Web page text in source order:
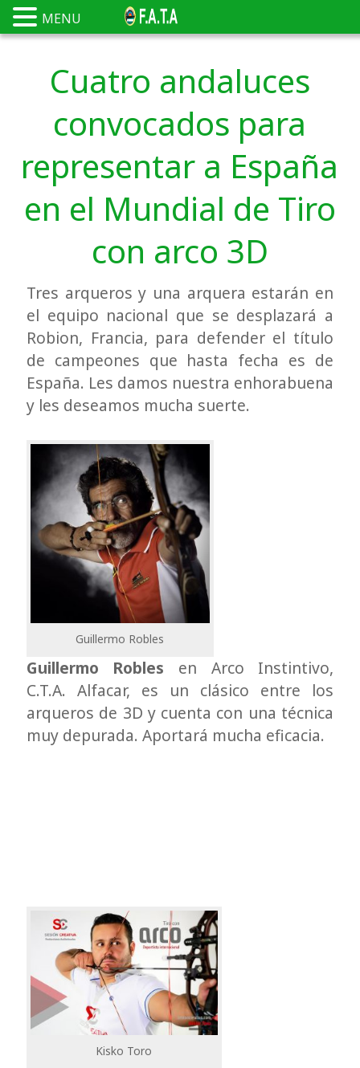
Cuatro andaluces
convocados para
representar a España
en el Mundial de Tiro
con arco 3D
Tres arqueros y una arquera estarán en
el equipo nacional que se desplazará a
Robion, Francia, para defender el título
de campeones que hasta fecha es de
España. Les damos nuestra enhorabuena
y les deseamos mucha suerte.
Guillermo Robles
Guillermo Robles en Arco Instintivo,
C.T.A. Alfacar, es un clásico entre los
arqueros de 3D y cuenta con una técnica
muy depurada. Aportará mucha eficacia.
Kisko Toro
MENU